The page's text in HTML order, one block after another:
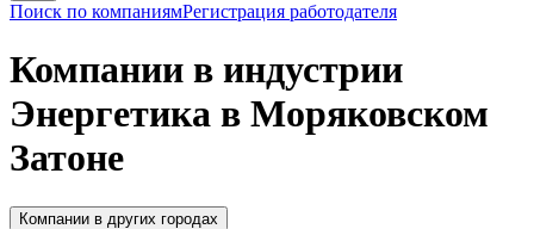
Поиск по компаниямРегистрация работодателя
Компании в индустрии
Энергетика в Моряковском
Затоне
Компании в других городах